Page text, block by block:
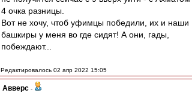
4 очка разницы.
Вот не хочу, чтоб уфимцы победили, их и наши
башкиры у меня во где сидят! А они, гады,
побеждают...
Редактировалось 02 апр 2022 15:05
Авверс -